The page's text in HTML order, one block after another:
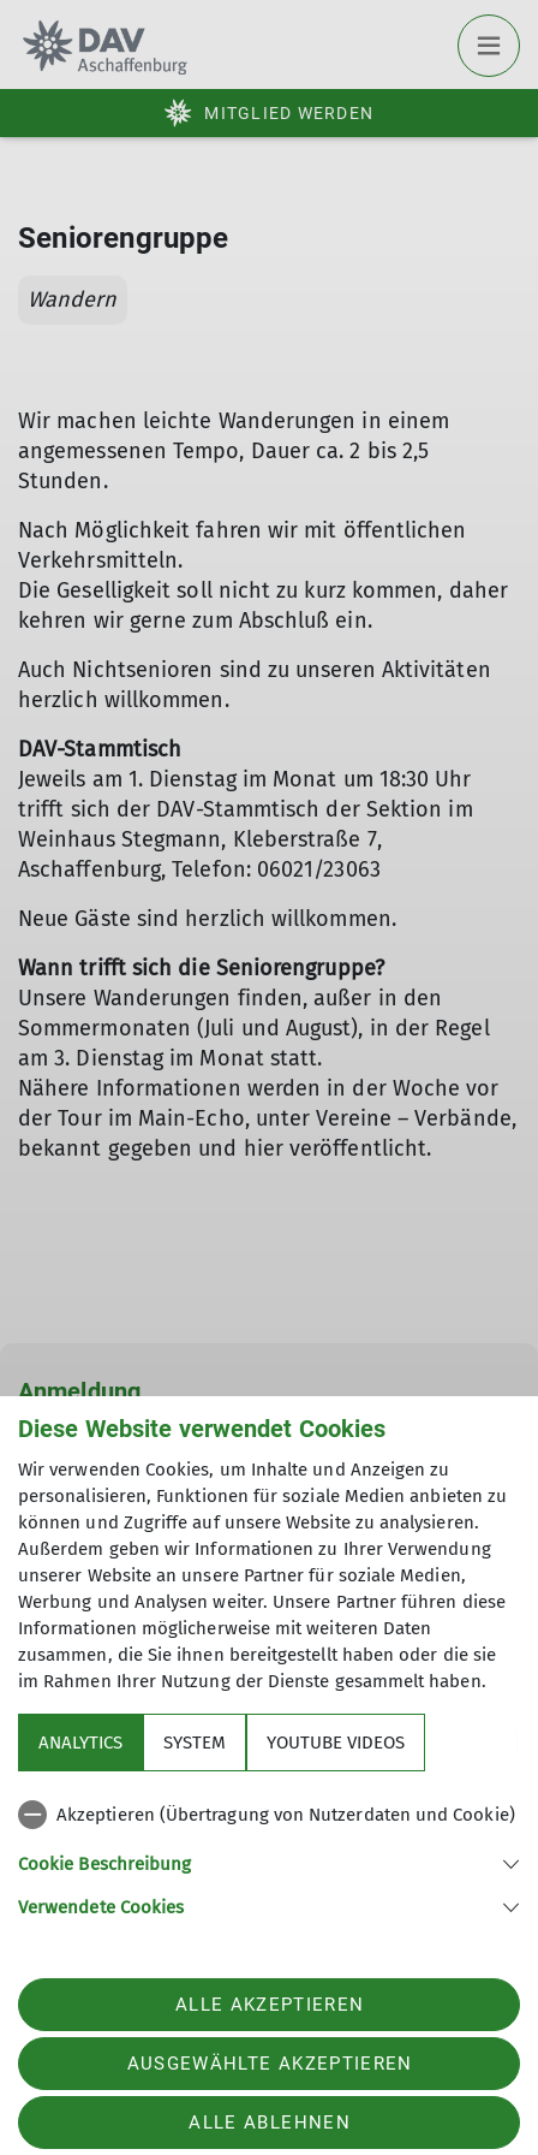
MITGLIED WERDEN
Seniorengruppe
Wandern
Wir machen leichte Wanderungen in einem
angemessenen Tempo, Dauer ca. 2 bis 2,5
Stunden.
Nach Möglichkeit fahren wir mit öffentlichen
Verkehrsmitteln.
Die Geselligkeit soll nicht zu kurz kommen, daher
kehren wir gerne zum Abschluß ein.
Auch Nichtsenioren sind zu unseren Aktivitäten
herzlich willkommen.
DAV-Stammtisch
Jeweils am 1. Dienstag im Monat um 18:30 Uhr
trifft sich der DAV-Stammtisch der Sektion im
Weinhaus Stegmann, Kleberstraße 7,
Aschaffenburg, Telefon: 06021/23063
Neue Gäste sind herzlich willkommen.
Wann trifft sich die Seniorengruppe?
Unsere Wanderungen finden, außer in den
Sommermonaten (Juli und August), in der Regel
am 3. Dienstag im Monat statt.
Nähere Informationen werden in der Woche vor
der Tour im Main-Echo, unter Vereine – Verbände,
bekannt gegeben und hier veröffentlicht.
Anmeldung
Kontakt
Anfrage senden
Aktuelles
Aus der DAV Welt
Sektion Aschaffenburg des Deutschen Alpenvereins e.V.
Telefon +49602124081
Datenschutz-Einstellungen
Datenschutz
Impressum
Barrierefreiheitserklärung
Diese Website verwendet Cookies
Wir verwenden Cookies, um Inhalte und Anzeigen zu
personalisieren, Funktionen für soziale Medien anbieten zu
können und Zugriffe auf unsere Website zu analysieren.
Außerdem geben wir Informationen zu Ihrer Verwendung
unserer Website an unsere Partner für soziale Medien,
Werbung und Analysen weiter. Unsere Partner führen diese
Informationen möglicherweise mit weiteren Daten
zusammen, die Sie ihnen bereitgestellt haben oder die sie
im Rahmen Ihrer Nutzung der Dienste gesammelt haben.
ANALYTICS SYSTEM YOUTUBE VIDEOS
Akzeptieren (Übertragung von Nutzerdaten und Cookie)
Cookie Beschreibung
Verwendete Cookies
ALLE AKZEPTIEREN
AUSGEWÄHLTE AKZEPTIEREN
ALLE ABLEHNEN